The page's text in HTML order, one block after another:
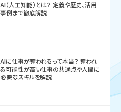
AI（人工知能）とは？ 定義や歴史、活用
事例まで徹底解説
AIに仕事が奪われるって本当？ 奪われ
る可能性が高い仕事の共通点や人間に
必要なスキルを解説